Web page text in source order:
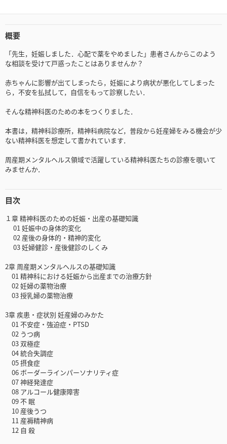
概要
「先生，妊娠しました．心配で薬をやめました」患者さんからこのよう
な相談を受けて戸惑ったことはありませんか？
赤ちゃんに影響が出てしまったら，妊娠により病状が悪化してしまった
ら，不安を払拭して，自信をもって診察したい．
そんな精神科医のための本をつくりました．
本書は，精神科診療所，精神科病院など，普段から妊産婦をみる機会が少
ない精神科医を想定して書かれています．
周産期メンタルヘルス領域で活躍している精神科医たちの診療を覗いて
みませんか．
目次
１章 精神科医のための妊娠・出産の基礎知識
01 妊娠中の⾝体的変化
02 産後の⾝体的・精神的変化
03 妊婦健診・産後健診のしくみ
2章 周産期メンタルヘルスの基礎知識
01 精神科における妊娠から出産までの治療⽅針
02 妊婦の薬物治療
03 授乳婦の薬物治療
3章 疾患・症状別 妊産婦のみかた
01 不安症・強迫症・PTSD
02 うつ病
03 双極症
04 統合失調症
05 摂⾷症
06 ボーダーラインパーソナリティ症
07 神経発達症
08 アルコール健康障害
09 不 眠
10 産後うつ
11 産褥精神病
12 ⾃ 殺